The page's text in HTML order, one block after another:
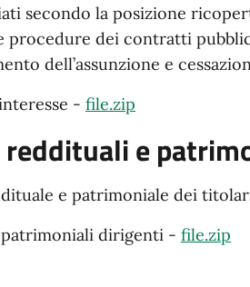
secondo la posizione
procedure dei contratti
dell’assunzione e
- file.zip
e
e patrimoniale dei
dirigenti - file.zip